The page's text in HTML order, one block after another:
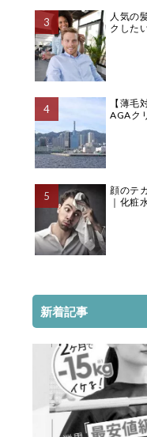
人気の
クした
【薄毛
AGAク
顔のテ
｜化粧
新着記事